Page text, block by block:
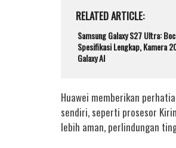
RELATED ARTICLE
Samsung Galaxy S27 Ultra:
Spesifikasi Lengkap, Kamera
Galaxy AI
Huawei memberikan
sendiri, seperti prosesor
lebih aman, perlindungan